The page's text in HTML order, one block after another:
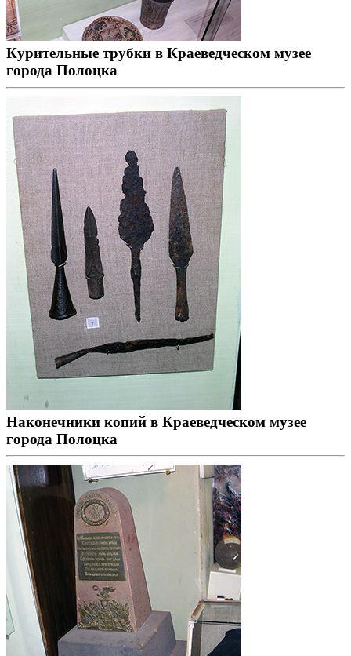
Курительные трубки в Краеведческом музее
города Полоцка
Наконечники копий в Краеведческом музее
города Полоцка